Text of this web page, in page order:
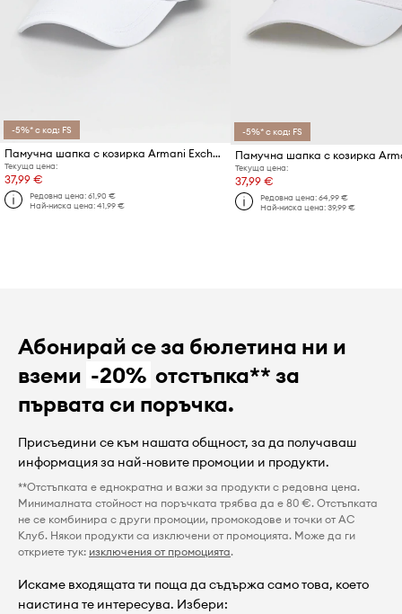
-5%* с код: FS
Памучна шапка с козирка Armani Exchange
Текуща цена:
37,99 €
Редовна цена:61,90 €
Най-ниска цена:41,99 €
-5%* с код: FS
Текуща цена:
37,99 €
Редовна цена:64,99 €
Най-ниска цена:39,99 €
Абонирай се за бюлетина ни и
вземи -20% отстъпка** за
първата си поръчка.
Присъедини се към нашата общност, за да получаваш
информация за най-новите промоции и продукти.
**Отстъпката е еднократна и важи за продукти с редовна цена.
Минималната стойност на поръчката трябва да е 80 €. Отстъпката
не се комбинира с други промоции, промокодове и точки от AC
Клуб. Някои продукти са изключени от промоцията. Може да ги
откриете тук: изключения от промоцията.
Искаме входящата ти поща да съдържа само това, което
наистина те интересува. Избери: